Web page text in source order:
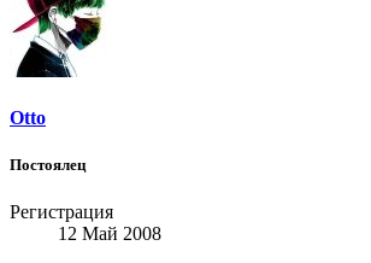
Otto
Постоялец
Регистрация
12 Май 2008